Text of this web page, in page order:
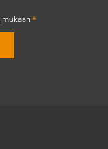
mukaan *